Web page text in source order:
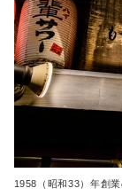
1958（昭和33）年創